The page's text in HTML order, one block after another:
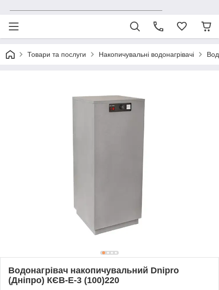
Товари та послуги Накопичувальні водонагрівачі
Водонагрівач накопичувальний Dnipro
(Дніпро) КЄВ-Е-3 (100)220